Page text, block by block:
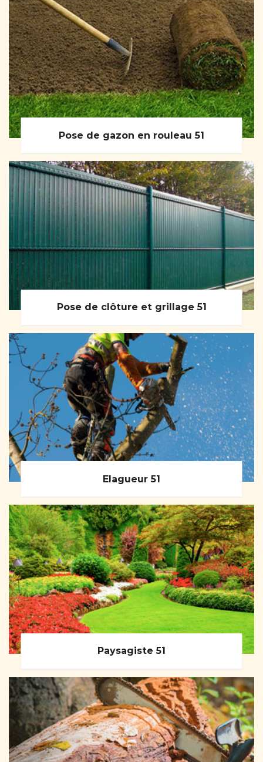
Pose de gazon en rouleau 51
Pose de clôture et grillage 51
Elagueur 51
Paysagiste 51